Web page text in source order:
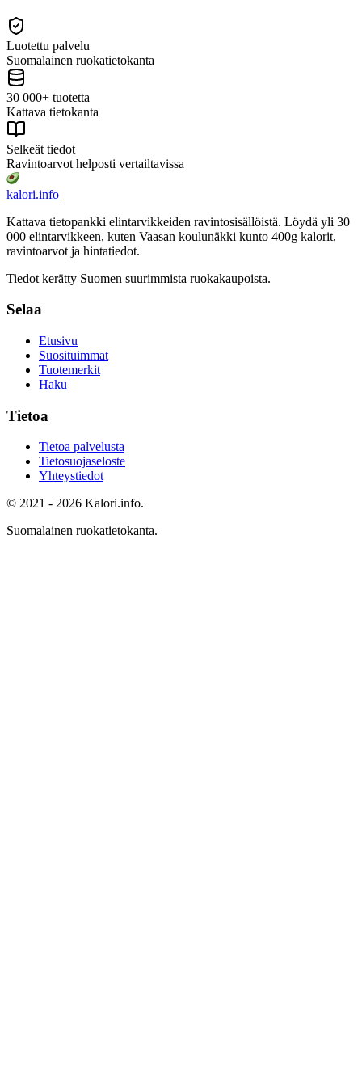
Luotettu palvelu
Suomalainen ruokatietokanta
30 000+ tuotetta
Kattava tietokanta
Selkeät tiedot
Ravintoarvot helposti vertailtavissa
kalori.info
Kattava tietopankki elintarvikkeiden ravintosisällöistä. Löydä yli 30
000 elintarvikkeen, kuten Vaasan koulunäkki kunto 400g kalorit,
ravintoarvot ja hintatiedot.
Tiedot kerätty Suomen suurimmista ruokakaupoista.
Selaa
Etusivu
Suosituimmat
Tuotemerkit
Haku
Tietoa
Tietoa palvelusta
Tietosuojaseloste
Yhteystiedot
© 2021 - 2026 Kalori.info.
Suomalainen ruokatietokanta.